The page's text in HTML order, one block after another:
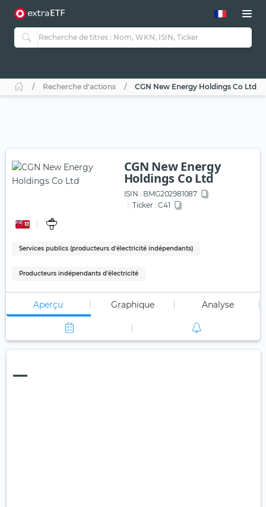
Recherche d'actions CGN New Energy Holdings Co Ltd
CGN New Energy
Holdings Co Ltd
ISIN : BMG202981087
Ticker : C41
Services publics (producteurs d'électricité indépendants)
Producteurs indépendants d'électricité
Aperçu Graphique Analyse
—